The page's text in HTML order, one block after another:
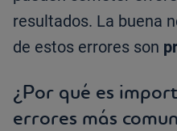
resultados. La buena
de estos errores son
¿Por qué es
errores más